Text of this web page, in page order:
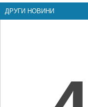
ДРУГИ НОВИНИ